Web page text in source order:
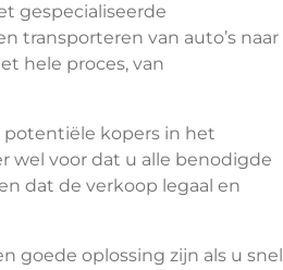
gespecialiseerde
transporteren van auto’s naar
hele proces, van
kopers in het
wel voor dat u alle benodigde
dat de verkoop legaal en
goede oplossing zijn als u snel